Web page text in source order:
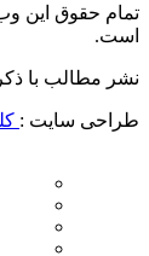
تمام حقوق این
است.
نشر مطالب با
طراحی سایت :